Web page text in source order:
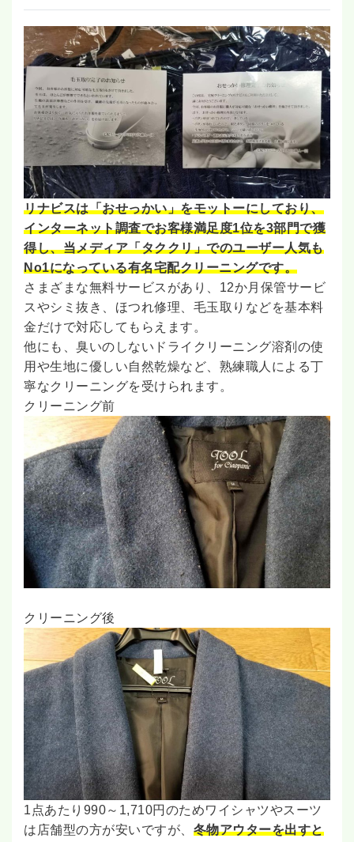
リナビスは「おせっかい」をモットーにしており、
インターネット調査でお客様満足度1位を3部門で獲
得し、当メディア「タククリ」でのユーザー人気も
No1になっている有名宅配クリーニングです。
さまざまな無料サービスがあり、12か月保管サービ
スやシミ抜き、ほつれ修理、毛玉取りなどを基本料
金だけで対応してもらえます。
他にも、臭いのしないドライクリーニング溶剤の使
用や生地に優しい自然乾燥など、熟練職人による丁
寧なクリーニングを受けられます。
クリーニング前
クリーニング後
1点あたり990～1,710円のためワイシャツやスーツ
は店舗型の方が安いですが、 冬物アウターを出すと